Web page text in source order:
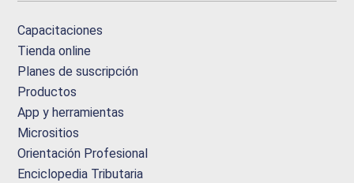
Capacitaciones
Tienda online
Planes de suscripción
Productos
App y herramientas
Micrositios
Orientación Profesional
Enciclopedia Tributaria